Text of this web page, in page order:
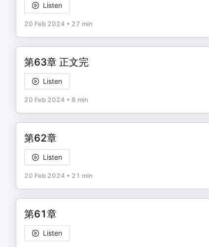
Listen
20 Feb 2024 • 27 min
第63章 正文完
Listen
20 Feb 2024 • 8 min
第62章
Listen
20 Feb 2024 • 21 min
第61章
Listen